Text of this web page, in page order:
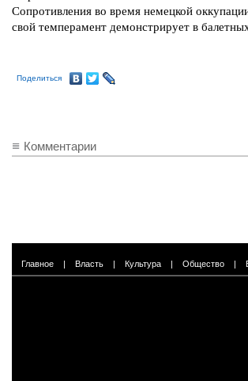
Сопротивления во время немецкой
свой темперамент демонстрирует в
Поделиться
Комментарии
Главное | Власть | Культура | Общество |